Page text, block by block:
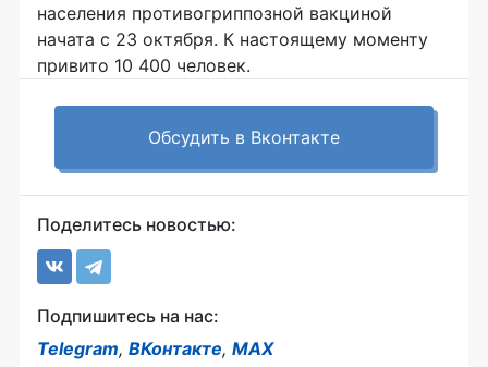
населения противогриппозной вакциной
начата с 23 октября. К настоящему моменту
привито 10 400 человек.
Обсудить в Вконтакте
Поделитесь новостью:
Подпишитесь на нас:
Telegram, ВКонтакте, MAX